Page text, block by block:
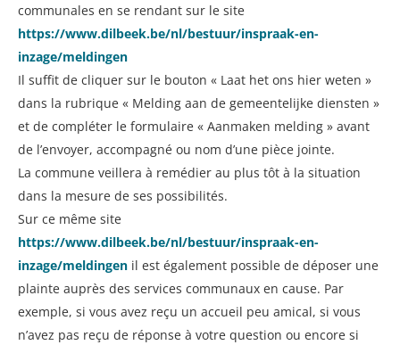
communales en se rendant sur le site
https://www.dilbeek.be/nl/bestuur/inspraak-en-
inzage/meldingen
Il suffit de cliquer sur le bouton « Laat het ons hier weten »
dans la rubrique « Melding aan de gemeentelijke diensten »
et de compléter le formulaire « Aanmaken melding » avant
de l’envoyer, accompagné ou nom d’une pièce jointe.
La commune veillera à remédier au plus tôt à la situation
dans la mesure de ses possibilités.
Sur ce même site
https://www.dilbeek.be/nl/bestuur/inspraak-en-
inzage/meldingen il est également possible de déposer une
plainte auprès des services communaux en cause. Par
exemple, si vous avez reçu un accueil peu amical, si vous
n’avez pas reçu de réponse à votre question ou encore si